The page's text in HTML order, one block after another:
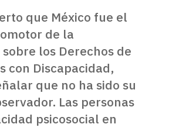
que México fue el
de la
los Derechos de
con Discapacidad,
que no ha sido su
Las personas
psicosocial en